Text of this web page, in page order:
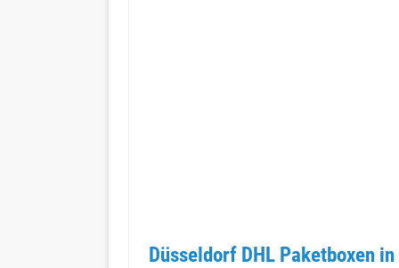
Düsseldorf DHL Paketboxen